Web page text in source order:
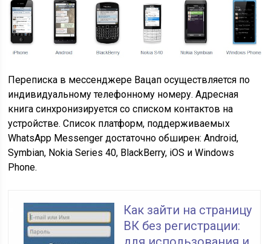
Переписка в мессенджере Вацап осуществляется по
индивидуальному телефонному номеру. Адресная
книга синхронизируется со списком контактов на
устройстве. Список платформ, поддерживаемых
WhatsApp Messenger достаточно обширен: Android,
Symbian, Nokia Series 40, BlackBerry, iOS и Windows
Phone.
Как зайти на страницу
ВК без регистрации: